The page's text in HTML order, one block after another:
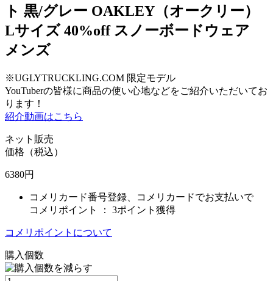
ト 黒/グレー OAKLEY（オークリー）
Lサイズ 40%off スノーボードウェア
メンズ
※UGLYTRUCKLING.COM 限定モデル
YouTuberの皆様に商品の使い心地などをご紹介いただいてお
ります！
紹介動画はこちら
ネット販売
価格（税込）
6380円
コメリカード番号登録、コメリカードでお支払いで
コメリポイント ： 3ポイント獲得
コメリポイントについて
購入個数